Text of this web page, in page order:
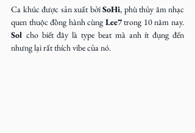
Ca khúc được sản xuất bởi SoHi, phù thủy âm nhạc
quen thuộc đồng hành cùng Lee7
Sol cho biết đây là type beat mà anh ít đụng đến
nhưng lại rất thích vibe của nó.